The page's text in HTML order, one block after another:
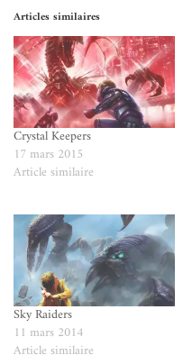
Articles similaires
Crystal Keepers
17 mars 2015
Article similaire
Sky Raiders
11 mars 2014
Article similaire